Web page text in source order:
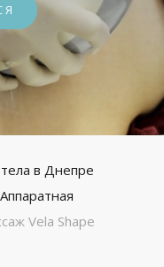
в Днепре
Аппаратная
Vela Shape